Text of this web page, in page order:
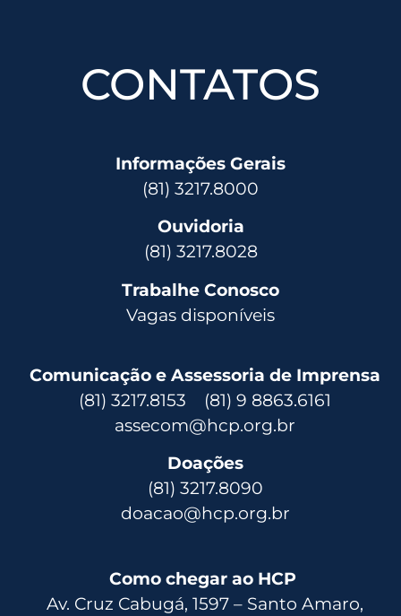
CONTATOS
Informações Gerais
(81) 3217.8000
Ouvidoria
(81) 3217.8028
Trabalhe Conosco
Vagas disponíveis
Comunicação e Assessoria de Imprensa
(81) 3217.8153 (81) 9 8863.6161
assecom@hcp.org.br
Doações
(81) 3217.8090
doacao@hcp.org.br
Como chegar ao HCP
Av. Cruz Cabugá, 1597 – Santo Amaro,